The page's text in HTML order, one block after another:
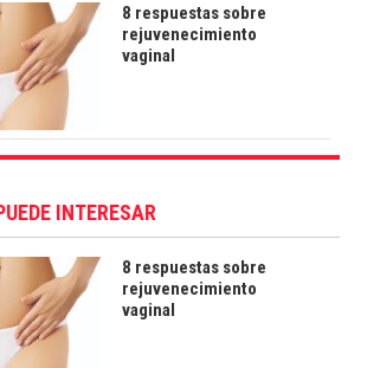
8 respuestas sobre
rejuvenecimiento
vaginal
INTERESAR
8 respuestas sobre
rejuvenecimiento
vaginal